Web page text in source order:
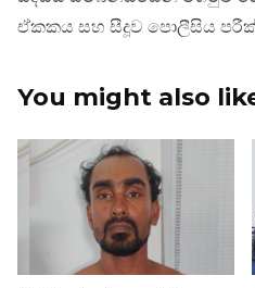
ඒකකය සහ සීදූව පොලීසිය
You might also